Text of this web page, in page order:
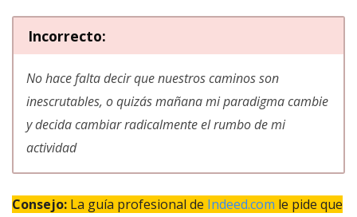
Incorrecto:
No hace falta decir que nuestros caminos son
inescrutables, o quizás mañana mi paradigma cambie
y decida cambiar radicalmente el rumbo de mi
actividad
Consejo: La guía profesional de Indeed.com le pide que